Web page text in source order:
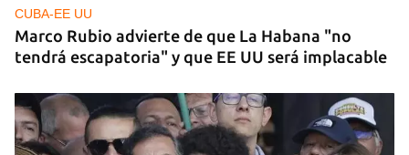
decisiones de Ortega
CUBA-EE UU
Marco Rubio advierte de que La Habana "no
tendrá escapatoria" y que EE UU será implacable